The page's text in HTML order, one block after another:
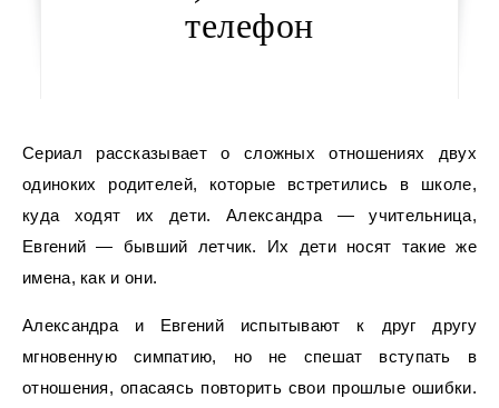
телефон
Сериал рассказывает о сложных отношениях двух
одиноких родителей, которые встретились в школе,
куда ходят их дети. Александра — учительница,
Евгений — бывший летчик. Их дети носят такие же
имена, как и они.
Александра и Евгений испытывают к друг другу
мгновенную симпатию, но не спешат вступать в
отношения, опасаясь повторить свои прошлые ошибки.